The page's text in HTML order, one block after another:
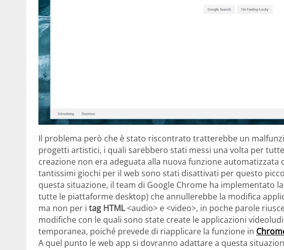
Il problema però che è stato riscontrato tratterebbe un
progetti artistici, i quali sarebbero stati messi una volta per
creazione non era adeguata alla nuova funzione automatizzata
tantissimi giochi per il web sono stati disattivati per questo
questa situazione, il team di Google Chrome ha implementato
tutte le piattaforme desktop) che annullerebbe la modifica
ma non per i tag HTML<audio> e <video>, in poche parole
modifiche con le quali sono state create le applicazioni
temporanea, poiché prevede di riapplicare la funzione in
A quel punto le web app si dovranno adattare a questa